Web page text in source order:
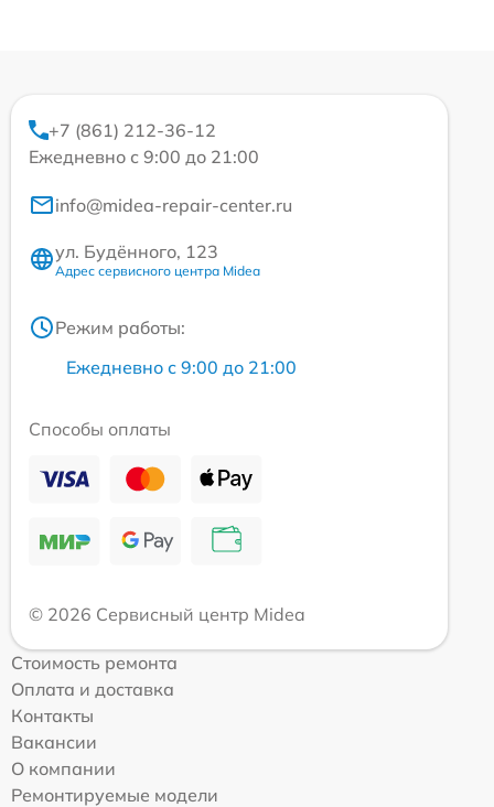
+7 (861) 212-36-12
Ежедневно с 9:00 до 21:00
info@midea-repair-center.ru
ул. Будённого, 123
Адрес сервисного центра Midea
Режим работы:
Ежедневно с 9:00 до 21:00
Способы оплаты
© 2026 Сервисный центр Midea
Стоимость ремонта
Оплата и доставка
Контакты
Вакансии
О компании
Ремонтируемые модели